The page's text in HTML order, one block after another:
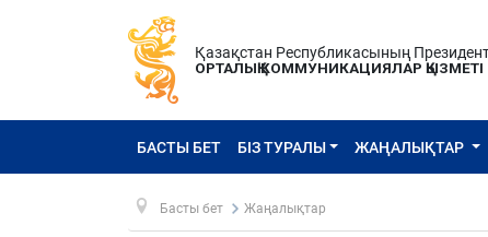
Қазақстан Республикасының
ОРТАЛЫҚ КОММУНИКАЦИЯЛАР ҚЫЗМЕТІ
БАСТЫ БЕТ БІЗ ТУРАЛЫ ЖАҢАЛЫҚТАР
Басты бет Жаңалықтар